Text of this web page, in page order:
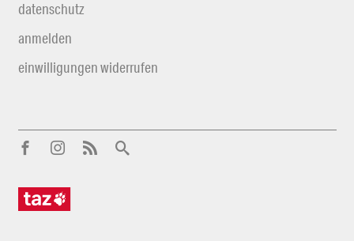
datenschutz
anmelden
einwilligungen widerrufen